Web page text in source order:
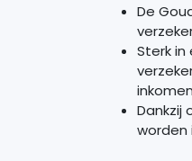
De
Sterk
Dankzij
worden